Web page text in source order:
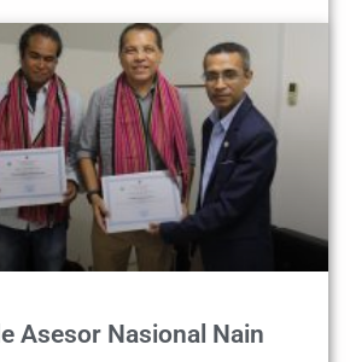
Asesor Nasional Nain